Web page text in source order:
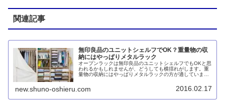
関連記事
無印良品のユニットシェルフでOK？重量物の収
納にはやっぱりメタルラック
オープンラックは無印良品のユニットシェルフでもOKと思
われるかもしれませんが、どうしても横揺れがします。重
量物の収納にはやっぱりメタルラックの方が適していま
new.shuno-oshieru.com 2016.02.17